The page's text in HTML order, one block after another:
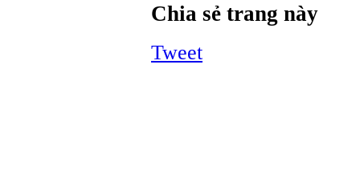
Chia sẻ trang này
Tweet